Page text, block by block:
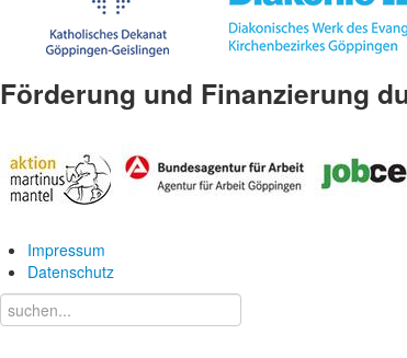
Förderung und Finanzierung
Impressum
Datenschutz